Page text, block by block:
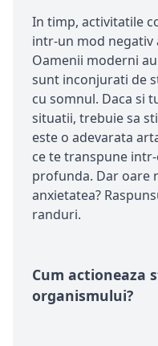
In timp, activitatile
intr-un mod negativ
Oamenii moderni
sunt inconjurati de
cu somnul. Daca si
situatii, trebuie sa
este o adevarata
ce te transpune
profunda. Dar oare
anxietatea?
randuri.
Cum actioneaza
organismului?